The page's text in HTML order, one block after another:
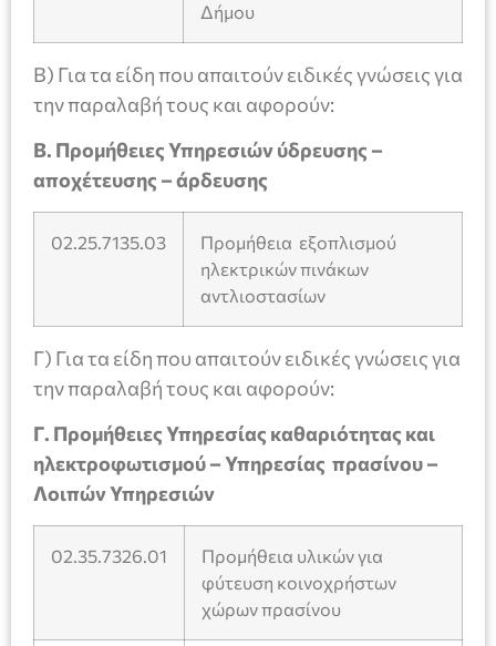
Δήμου
Β) Για τα είδη που απαιτούν ειδικές γνώσεις για
την παραλαβή τους και αφορούν:
Β. Προμήθειες Υπηρεσιών ύδρευσης –
αποχέτευσης – άρδευσης
02.25.7135.03
Προμήθεια εξοπλισμού
ηλεκτρικών πινάκων
αντλιοστασίων
Γ) Για τα είδη που απαιτούν ειδικές γνώσεις για
την παραλαβή τους και αφορούν:
Γ. Προμήθειες Υπηρεσίας καθαριότητας και
ηλεκτροφωτισμού – Υπηρεσίας πρασίνου –
Λοιπών Υπηρεσιών
02.35.7326.01
Προμήθεια υλικών για
φύτευση κοινοχρήστων
χώρων πρασίνου